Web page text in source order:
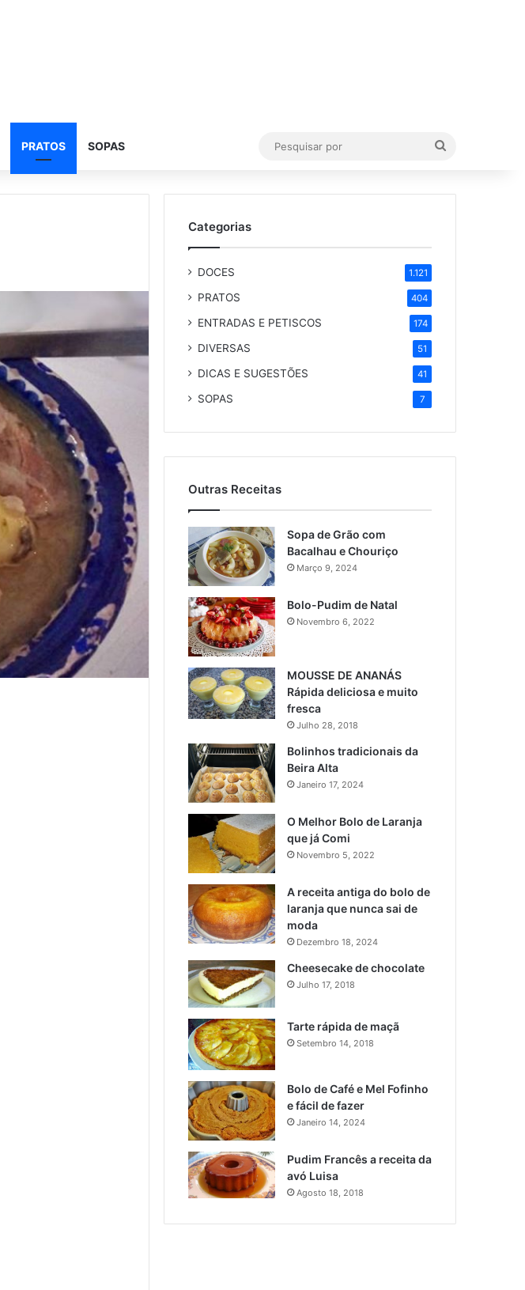
PRATOS SOPAS
Categorias
DOCES 1.121
PRATOS 404
ENTRADAS E PETISCOS 174
DIVERSAS 51
DICAS E SUGESTÕES 41
SOPAS 7
Outras Receitas
Sopa de Grão com
Bacalhau e Chouriço
Março 9, 2024
Bolo-Pudim de Natal
Novembro 6, 2022
MOUSSE DE ANANÁS
Rápida deliciosa e muito
fresca
Julho 28, 2018
Bolinhos tradicionais da
Beira Alta
Janeiro 17, 2024
O Melhor Bolo de Laranja
que já Comi
Novembro 5, 2022
A receita antiga do bolo de
laranja que nunca sai de
moda
Dezembro 18, 2024
Cheesecake de chocolate
Julho 17, 2018
Tarte rápida de maçã
Setembro 14, 2018
Bolo de Café e Mel Fofinho
e fácil de fazer
Janeiro 14, 2024
Pudim Francês a receita da
avó Luisa
Agosto 18, 2018